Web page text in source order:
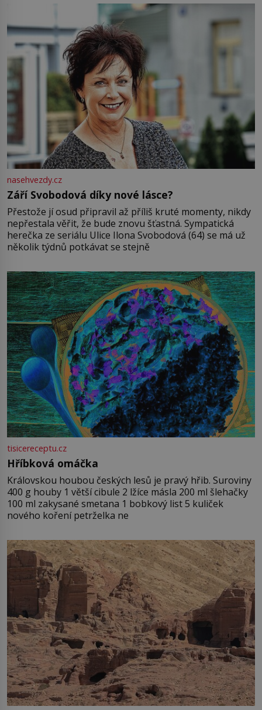
nasehvezdy.cz
Září Svobodová díky nové lásce?
Přestože jí osud připravil až příliš kruté momenty, nikdy
nepřestala věřit, že bude znovu šťastná. Sympatická
herečka ze seriálu Ulice Ilona Svobodová (64) se má už
několik týdnů potkávat se stejně
tisicereceptu.cz
Hříbková omáčka
Královskou houbou českých lesů je pravý hřib. Suroviny
400 g houby 1 větší cibule 2 lžíce másla 200 ml šlehačky
100 ml zakysané smetana 1 bobkový list 5 kuliček
nového koření petrželka ne